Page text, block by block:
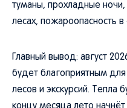
туманы, прохладные
лесах, пожароопасность в
Главный вывод: август
будет благоприятным
лесов и экскурсий. Тепла
концу месяца лето